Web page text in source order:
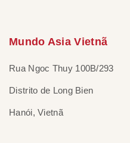
Mundo Asia Vietnã
Rua Ngoc Thuy 100B/293
Distrito de Long Bien
Hanói, Vietnã